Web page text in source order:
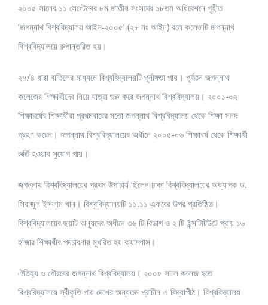
২০০৫ সালের ১১ সেপ্টেম্বর ৮ম জাতীয় সংসদের ১৮তম অধিবেশনে গৃহীত
‘জগন্নাথ বিশ্ববিদ্যালয় আইন-২০০৫’ (২৮ নং আইন) বলে কলেজটি জগন্নাথ
বিশ্ববিদ্যালয়ে রুপান্তরিত হয়।
২৭/৪ ধারা বাতিলের মাধ্যমে বিশ্ববিদ্যালয়টি পূর্নাঙ্গতা পায়। পূর্বতন জগন্নাথ
কলেজের শিক্ষার্থীদের নিয়ে যাত্রা শুরু করে জগন্নাথ বিশ্ববিদ্যালয়। ২০০১-০২
শিক্ষাবর্ষের শিক্ষার্থীরা প্রথমবারের মতো জগন্নাথ বিশ্ববিদ্যালয় থেকে শিক্ষা সনদ
গ্রহণ করেন। জগন্নাথ বিশ্ববিদ্যালয়ের অধীনে ২০০৫-০৬ শিক্ষাবর্ষ থেকে শিক্ষার্থী
ভর্তি হওয়ার সুযোগ পায়।
জগন্নাথ বিশ্ববিদ্যালয়ের প্রথম উপাচার্য ছিলেন ঢাকা বিশ্ববিদ্যালয়ের অধ্যাপক ড.
সিরাজুল ইসলাম খান। বিশ্ববিদ্যালয়টি ১১.১১ একরের উপর প্রতিষ্ঠিত।
বিশ্ববিদ্যালয়ের ছয়টি অনুষদের অধীনে ৩৬ টি বিভাগ ও ২ টি ইন্সটিটিউটে প্রায় ১৬
হাজার শিক্ষার্থীর পদচারণায় মুখরিত হয় ক্যাম্পাস।
ঐতিহ্য ও গৌরবের জগন্নাথ বিশ্ববিদ্যালয়। ২০০৫ সালে কলেজ হতে
বিশ্ববিদ্যালয়ে স্বীকৃতি পায় দেশের অন্যতম প্রাচীন এ বিদ্যাপীঠ। বিশ্ববিদ্যালয়